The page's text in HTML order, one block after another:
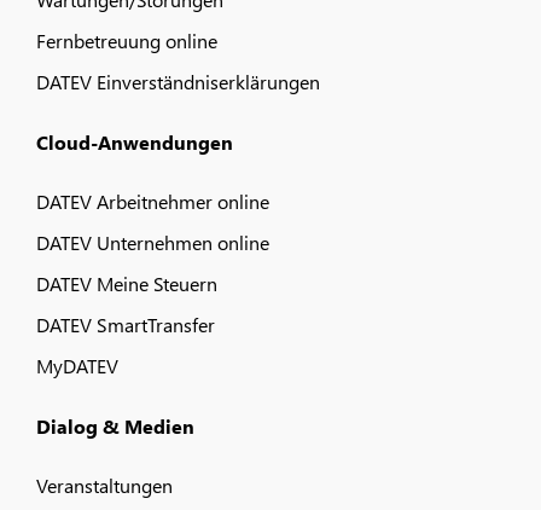
Fernbetreuung online
DATEV Einverständniserklärungen
Cloud-Anwendungen
DATEV Arbeitnehmer online
DATEV Unternehmen online
DATEV Meine Steuern
DATEV SmartTransfer
MyDATEV
Dialog & Medien
Veranstaltungen